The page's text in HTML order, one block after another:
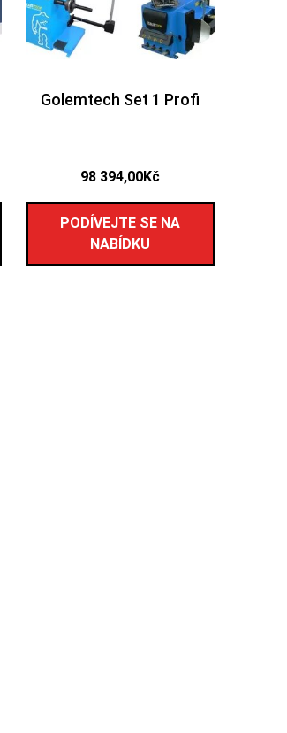
Golemtech Set 1 Profi
98 394,00Kč
PODÍVEJTE SE NA
NABÍDKU